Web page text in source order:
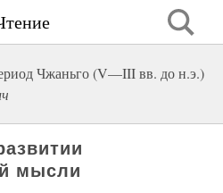
Чжаньго (V—III вв. до н.э.)
мысли